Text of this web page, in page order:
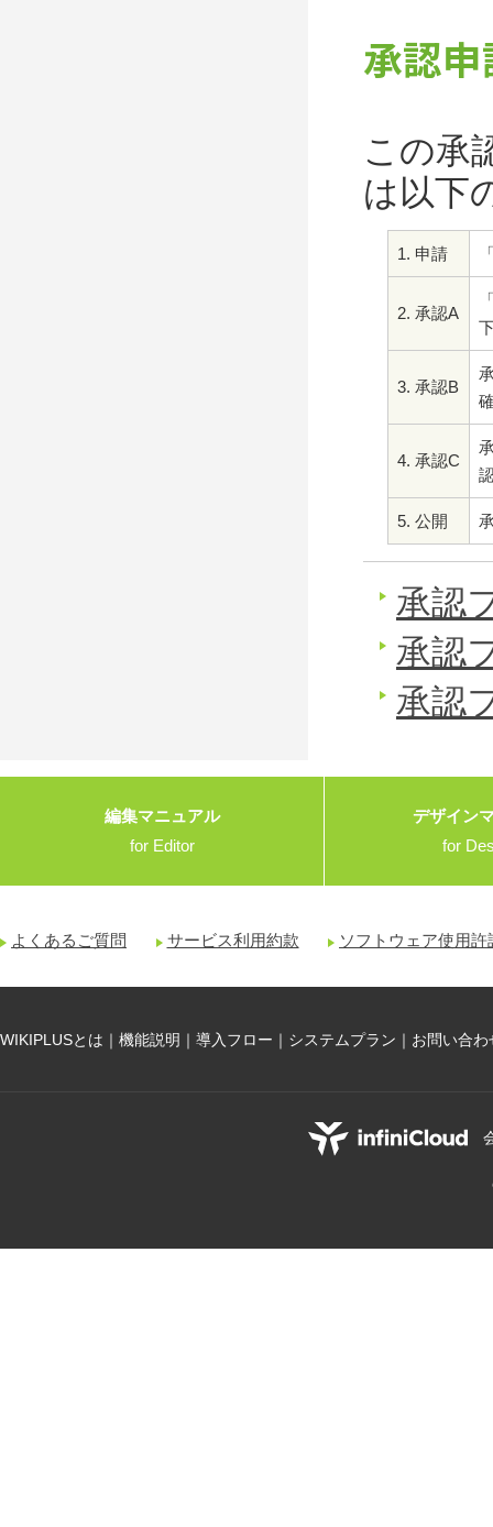
承認
この承
は以下
1. 申請
2. 承認A
3. 承認B
4. 承認C
5. 公開
承認
承認
承認
編集マニュアル
for Editor
デザイン
for
よくあるご質問 サービス利用約款 ソフトウェア使用許
WIKIPLUSとは 機能説明 導入フロー システムプラン お問い合わ